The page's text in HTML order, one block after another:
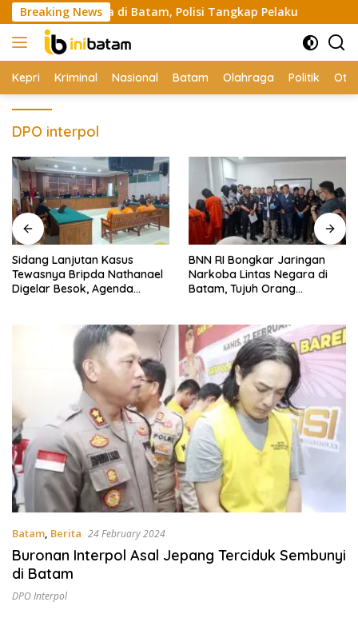
Skip
to
content
Breaking News
di Batam, Polisi Tangkap Pelaku Sidang
Kepri Kriminal Nasional Batam Olahraga Politik
DPO interpol
Sidang Lanjutan Kasus
Tewasnya Bripda Nathanael
Digelar Besok, Agenda
BNN RI Bongkar Jaringan
Narkoba Lintas Negara di
Batam, Tujuh Orang
Batam, Berita 24 February 2024
Buronan Interpol Asal Jepang Terciduk Sembunyi
di Batam
DPO Interpol